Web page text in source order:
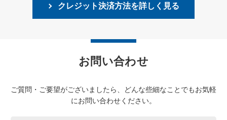
クレジット決済方法を詳しく見る
お問い合わせ
ご質問・ご要望がございましたら、どんな些細なことでもお気軽
にお問い合わせください。